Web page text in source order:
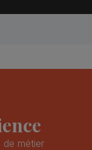
métier